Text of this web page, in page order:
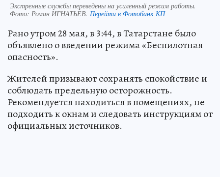
Экстренные службы переведены на усиленный режим работы.
Фото: Роман ИГНАТЬЕВ. Перейти в Фотобанк КП
Рано утром 28 мая, в 3:44, в Татарстане было
объявлено о введении режима «Беспилотная
опасность».
Жителей призывают сохранять спокойствие и
соблюдать предельную осторожность.
Рекомендуется находиться в помещениях, не
подходить к окнам и следовать инструкциям от
официальных источников.